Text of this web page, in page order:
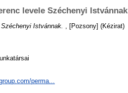
levele Széchenyi Istvánnak
Istvánnak. , [Pozsony] (Kézirat)
perma...